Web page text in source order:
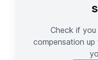
Check if
compensation